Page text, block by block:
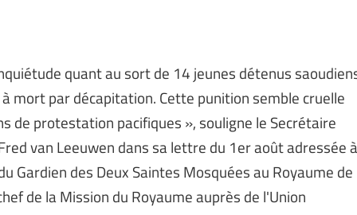
quant au sort de 14 jeunes détenus
mort par décapitation. Cette punition semble cruelle
de protestation pacifiques », souligne le Secrétaire
van Leeuwen dans sa lettre du 1er août adressée à
Gardien des Deux Saintes Mosquées au Royaume de
de la Mission du Royaume auprès de l'Union